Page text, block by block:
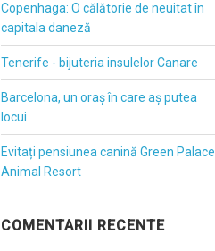
Copenhaga: O călătorie de neuitat în
capitala daneză
Tenerife - bijuteria insulelor Canare
Barcelona, un oraș în care aș putea
locui
Evitați pensiunea canină Green Palace
Animal Resort
COMENTARII RECENTE